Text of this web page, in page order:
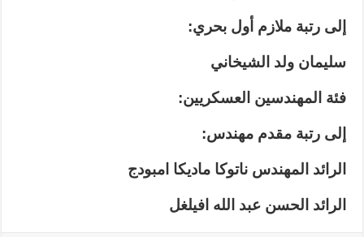
إلى رتبة ملازم أول بحري:
سليمان ولد الشيخاني
فئة المهندسين العسكريين:
إلى رتبة مقدم مهندس:
الرائد المهندس ناتوكا ماديكا امبودج
الرائد الحسن عبد الله افيلغل